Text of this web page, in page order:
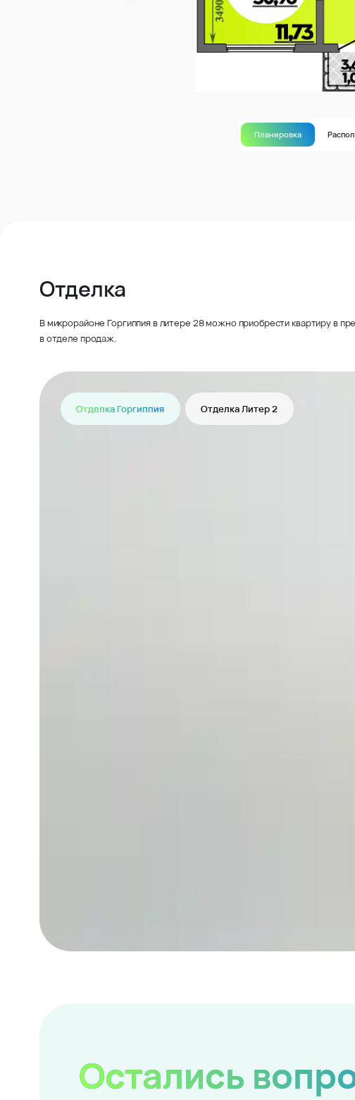
Планировка
Отделка
В микрорайоне Горгиппия в литере 28 можно приобрести квартиру в
в отделе продаж.
Отделка Горгиппия Отделка Литер 2
Остались